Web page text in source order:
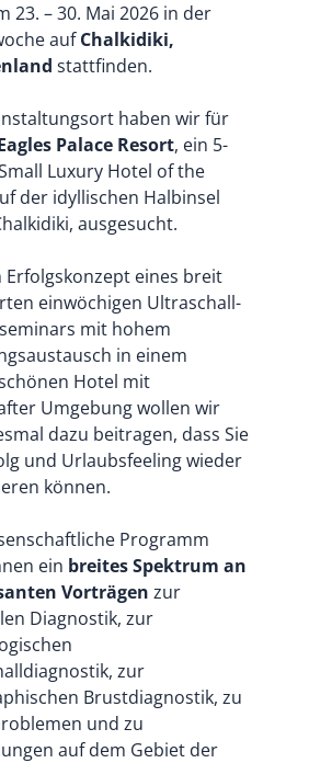
23. – 30. Mai 2026 in der
aufChalkidiki,
stattfinden.
haben wir für
Palace Resort, ein 5-
Luxury Hotel of the
der idyllischen Halbinsel
ausgesucht.
Erfolgskonzept eines breit
einwöchigen Ultraschall-
mit hohem
in einem
Hotel mit
Umgebung wollen wir
dazu beitragen, dass Sie
und Urlaubsfeeling wieder
können.
Programm
ein breites Spektrum an
Vorträgen zur
Diagnostik, zur
zur
Brustdiagnostik, zu
und zu
auf dem Gebiet der